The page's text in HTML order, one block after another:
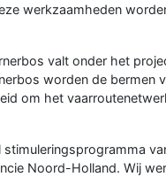
werkzaamheden
valt onder het
worden de bermen
om het
stimuleringsprogramma
Noord-Holland. Wij